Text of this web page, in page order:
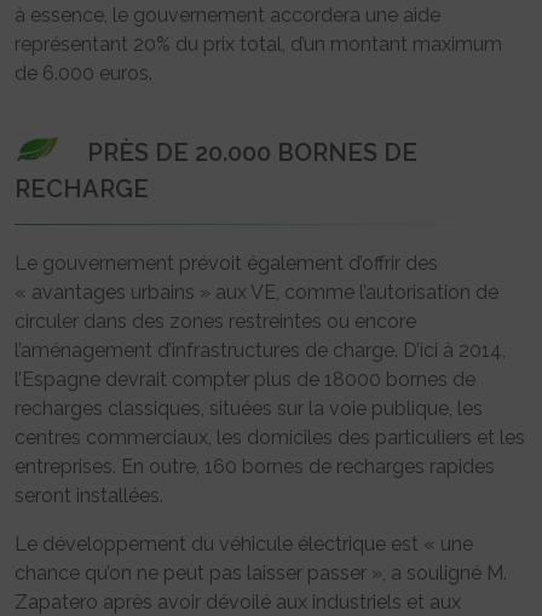
à essence, le gouvernement accordera une aide
représentant 20% du prix total, d’un montant maximum
de 6.000 euros.
PRÈS DE 20.000 BORNES DE
RECHARGE
Le gouvernement prévoit également d’offrir des
« avantages urbains » aux VE, comme l’autorisation de
circuler dans des zones restreintes ou encore
l’aménagement d’infrastructures de charge. D’ici à 2014,
l’Espagne devrait compter plus de 18000 bornes de
recharges classiques, situées sur la voie publique, les
centres commerciaux, les domiciles des particuliers et les
entreprises. En outre, 160 bornes de recharges rapides
seront installées.
Le développement du véhicule électrique est « une
chance qu’on ne peut pas laisser passer », a souligné M.
Zapatero après avoir dévoilé aux industriels et aux